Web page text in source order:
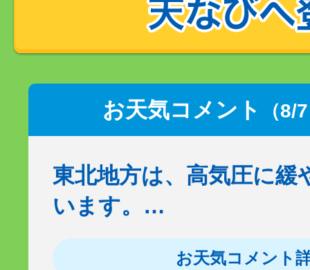
お天気コメント （8/
東北地方は、高気圧に緩
います。…
お天気コメント